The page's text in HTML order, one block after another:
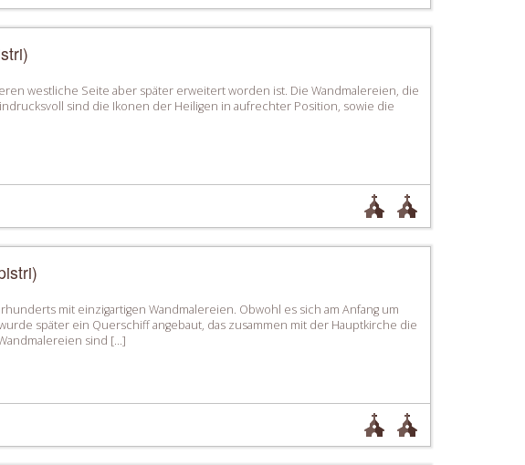
westliche Seite aber später erweitert worden ist. Die Wandmalereien, die
sind die Ikonen der Heiligen in aufrechter Position, sowie die
mit einzigartigen Wandmalereien. Obwohl es sich am Anfang um
später ein Querschiff angebaut, das zusammen mit der Hauptkirche die
sind […]